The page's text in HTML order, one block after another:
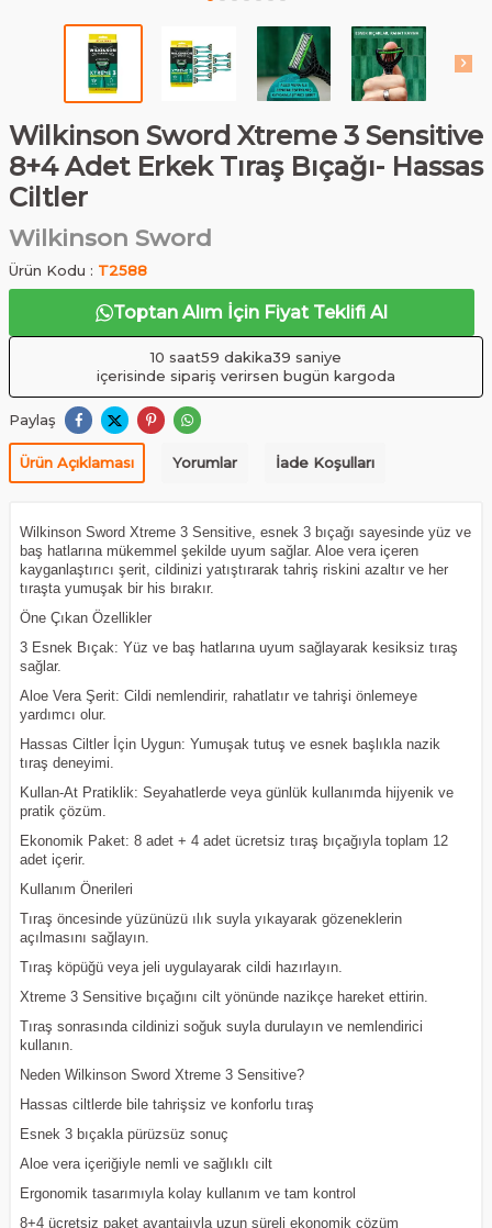
Wilkinson Sword Xtreme 3 Sensitive
8+4 Adet Erkek Tıraş Bıçağı- Hassas
Ciltler
Wilkinson Sword
Ürün Kodu : T2588
Toptan Alım İçin Fiyat Teklifi Al
10 saat59 dakika39 saniye
içerisinde sipariş verirsen bugün kargoda
Paylaş
Ürün Açıklaması Yorumlar İade Koşulları
Wilkinson Sword Xtreme 3 Sensitive, esnek 3 bıçağı sayesinde yüz ve
baş hatlarına mükemmel şekilde uyum sağlar. Aloe vera içeren
kayganlaştırıcı şerit, cildinizi yatıştırarak tahriş riskini azaltır ve her
tıraşta yumuşak bir his bırakır.
Öne Çıkan Özellikler
3 Esnek Bıçak: Yüz ve baş hatlarına uyum sağlayarak kesiksiz tıraş
sağlar.
Aloe Vera Şerit: Cildi nemlendirir, rahatlatır ve tahrişi önlemeye
yardımcı olur.
Hassas Ciltler İçin Uygun: Yumuşak tutuş ve esnek başlıkla nazik
tıraş deneyimi.
Kullan-At Pratiklik: Seyahatlerde veya günlük kullanımda hijyenik ve
pratik çözüm.
Ekonomik Paket: 8 adet + 4 adet ücretsiz tıraş bıçağıyla toplam 12
adet içerir.
Kullanım Önerileri
Tıraş öncesinde yüzünüzü ılık suyla yıkayarak gözeneklerin
açılmasını sağlayın.
Tıraş köpüğü veya jeli uygulayarak cildi hazırlayın.
Xtreme 3 Sensitive bıçağını cilt yönünde nazikçe hareket ettirin.
Tıraş sonrasında cildinizi soğuk suyla durulayın ve nemlendirici
kullanın.
Neden Wilkinson Sword Xtreme 3 Sensitive?
Hassas ciltlerde bile tahrişsiz ve konforlu tıraş
Esnek 3 bıçakla pürüzsüz sonuç
Aloe vera içeriğiyle nemli ve sağlıklı cilt
Ergonomik tasarımıyla kolay kullanım ve tam kontrol
8+4 ücretsiz paket avantajıyla uzun süreli ekonomik çözüm